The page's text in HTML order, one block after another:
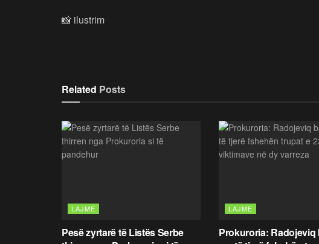
📸 ilustrim
Related Posts
LAJME
Pesë zyrtarë të Listës Serbe
LAJME
Prokuroria: Radojeviq